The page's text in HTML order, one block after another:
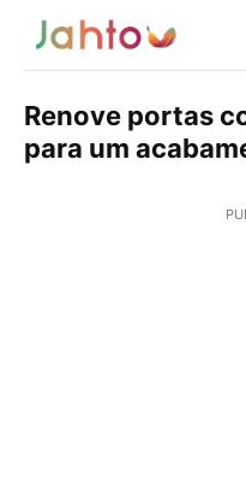
Renove portas
para um